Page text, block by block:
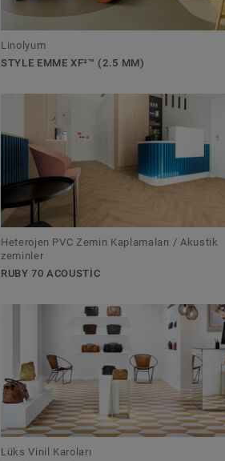
Linolyum
STYLE EMME XF²™ (2.5 MM)
Heterojen PVC Zemin Kaplamaları / Akustik
zeminler
RUBY 70 ACOUSTIC
Lüks Vinil Karoları